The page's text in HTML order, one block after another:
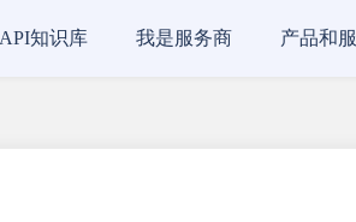
API知识库 我是服务商 产品和